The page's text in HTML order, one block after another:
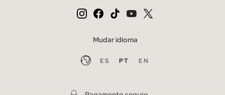
Mudar idioma
ES PT EN